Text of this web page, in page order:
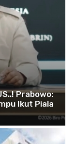
Prabowo:
Ikut Piala